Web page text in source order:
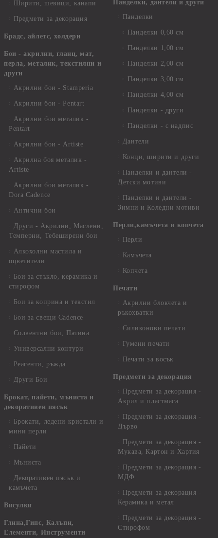
Ширити, шевици, канапи
Предмети за декорация
Брадс, айлетс, холдери
Бои - акрилни, гланц, мат,
перла, металик, текстилни и
други
Акрилни бои - Stamperia
Акрилни бои - Pentart
Акрилни бои металик -
Pentart
Акрилни бои - Artiste
Акрилна боя металик -
Artiste
Акрилни бои металик -
Dora Cadence
Антични бои
Други - Акрилни, Маслени,
Темперни, Тебеширени бои
Алкохолни мастила и
оцветители
Бои за стъкло, керамика и
стирофом
Бои за коприна и текстил
Бои за свещи Cadence
Солвентни бои, Патина
Универсални контури
Реагенти, ръжда
Други Бои
Брокат, пайети, мъниста и
декоративен пясък
Брокати, ледени кристали и
мини перли
Пайети
Мъниста
Декоративен пясък и
камъчета
Висулки
Глина,Гипс, Калъпи,
Елементи, Инструменти
Панделки, дантели и други
Панделки
Панделки 0,60 см
Панделки 1,00 см
Панделки 2,00 см
Панделки 3,00 см
Панделки 4,00 см
Панделки - други
Панделки - с надпис
Дантели
Конци, ширити и други
Панделки и дантели -
Детски мотиви
Панделки и дантели -
Зимни и Коледни мотиви
Перли,камъчета и копчета
Перли
Камъчета
Копчета
Печати
Акрилни блокчета и
ръкохватки
Силиконови печати
Гумени печати
Печати за восък
Предмети за декорация
Предмети за декорация -
Акрил и пластмаса
Предмети за декорация -
Дърво
Предмети за декорация -
Мукава, Картон и Хартия
Предмети за декорация -
МДФ
Предмети за декорация -
Керамика и метал
Предмети за декорация -
Стирофом